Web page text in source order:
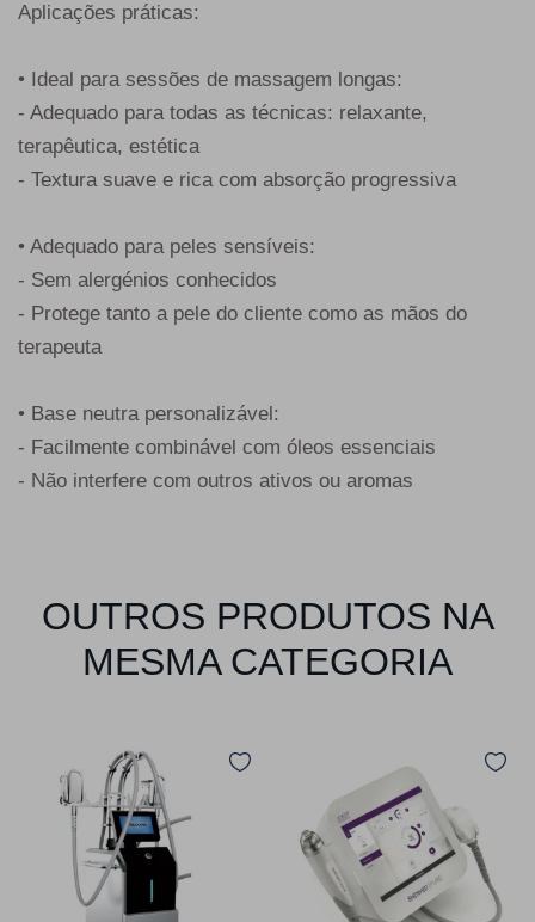
Aplicações práticas:
• Ideal para sessões de massagem longas:
- Adequado para todas as técnicas: relaxante,
terapêutica, estética
- Textura suave e rica com absorção progressiva
• Adequado para peles sensíveis:
- Sem alergénios conhecidos
- Protege tanto a pele do cliente como as mãos do
terapeuta
• Base neutra personalizável:
- Facilmente combinável com óleos essenciais
- Não interfere com outros ativos ou aromas
OUTROS PRODUTOS NA
MESMA CATEGORIA